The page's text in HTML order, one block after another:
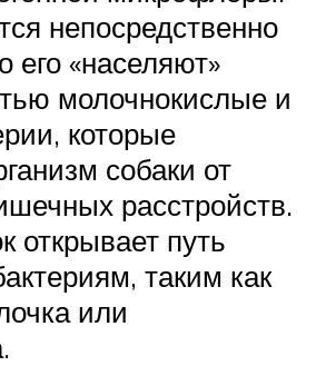
непосредственно
его «населяют»
молочнокислые и
которые
собаки от
расстройств.
открывает путь
таким как
или